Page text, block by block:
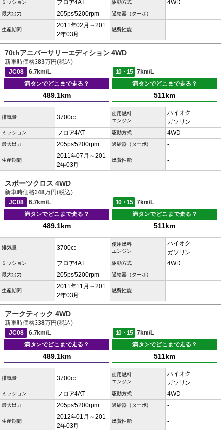
ミッション フロア4AT 駆動方式 4WD
最大出力 205ps/5200rpm 過給器（ターボ） -
生産期間
2011年02月～201
2年03月
燃費性能 -
70thアニバーサリーエディション 4WD
新車時価格383万円(税込)
JC08
6.7km/L 10・15
7km/L
満タンでどこまで走る？
489.1km
満タンでどこまで走る？
511km
排気量 3700cc
使用燃料
エンジン
ハイオク
ガソリン
ミッション フロア4AT 駆動方式 4WD
最大出力 205ps/5200rpm 過給器（ターボ） -
生産期間
2011年07月～201
2年03月
燃費性能 -
スポーツクロス 4WD
新車時価格348万円(税込)
JC08
6.7km/L 10・15
7km/L
満タンでどこまで走る？
489.1km
満タンでどこまで走る？
511km
排気量 3700cc
使用燃料
エンジン
ハイオク
ガソリン
ミッション フロア4AT 駆動方式 4WD
最大出力 205ps/5200rpm 過給器（ターボ） -
生産期間
2011年11月～201
2年03月
燃費性能 -
アークティック 4WD
新車時価格338万円(税込)
JC08
6.7km/L 10・15
7km/L
満タンでどこまで走る？
489.1km
満タンでどこまで走る？
511km
排気量 3700cc
使用燃料
エンジン
ハイオク
ガソリン
ミッション フロア4AT 駆動方式 4WD
最大出力 205ps/5200rpm 過給器（ターボ） -
生産期間
2012年01月～201
2年03月
燃費性能 -